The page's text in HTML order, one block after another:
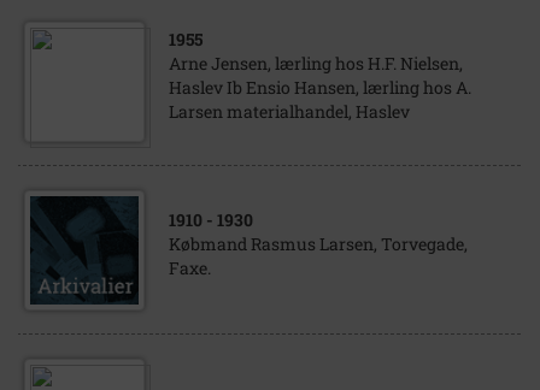
1955
Arne Jensen, lærling hos H.F. Nielsen,
Haslev Ib Ensio Hansen, lærling hos A.
Larsen materialhandel, Haslev
1910 - 1930
Købmand Rasmus Larsen, Torvegade,
Faxe.